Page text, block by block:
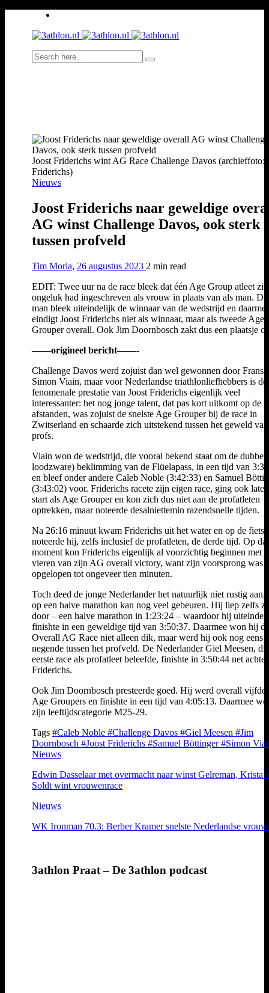
Joost Friderichs wint AG Race Challenge Davos (archieffoto:
Friderichs)
Nieuws
Joost Friderichs naar geweldige
AG winst Challenge Davos, ook sterk
tussen profveld
Tim Moria, 26 augustus 2023 2 min read
EDIT: Twee uur na de race bleek dat één Age Group atleet
ongeluk had ingeschreven als vrouw in plaats van als man.
man bleek uiteindelijk de winnaar van de wedstrijd en
eindigt Joost Friderichs niet als winnaar, maar als tweede Age
Grouper overall. Ook Jim Doornbosch zakt dus een plaatsje
——origineel bericht——-
Challenge Davos werd zojuist dan wel gewonnen door
Simon Viain, maar voor Nederlandse triathlonliefhebbers is de
fenomenale prestatie van Joost Friderichs eigenlijk veel
interessanter: het nog jonge talent, dat pas kort uitkomt op de
afstanden, was zojuist de snelste Age Grouper bij de race in
Zwitserland en schaarde zich uitstekend tussen het geweld
profs.
Viain won de wedstrijd, die vooral bekend staat om de
loodzware) beklimming van de Flüelapass, in een tijd van
en bleef onder andere Caleb Noble (3:42:33) en Samuel
(3:43:02) voor. Friderichs racete zijn eigen race, ging ook
start als Age Grouper en kon zich dus niet aan de profatleten
optrekken, maar noteerde desalniettemin razendsnelle tijden.
Na 26:16 minuut kwam Friderichs uit het water en op de fiets
noteerde hij, zelfs inclusief de profatleten, de derde tijd. Op dat
moment kon Friderichs eigenlijk al voorzichtig beginnen met
vieren van zijn AG overall victory, want zijn voorsprong was
opgelopen tot ongeveer tien minuten.
Toch deed de jonge Nederlander het natuurlijk niet rustig aan,
op een halve marathon kan nog veel gebeuren. Hij liep zelfs
door – een halve marathon in 1:23:24 – waardoor hij
finishte in een geweldige tijd van 3:50:37. Daarmee won hij de
Overall AG Race niet alleen dik, maar werd hij ook nog eens
negende tussen het profveld. De Nederlander Giel Meesen,
eerste race als profatleet beleefde, finishte in 3:50:44 net achter
Friderichs.
Ook Jim Doornbosch presteerde goed. Hij werd overall vijfde
Age Groupers en finishte in een tijd van 4:05:13. Daarmee
zijn leeftijdscategorie M25-29.
Tags #Caleb Noble #Challenge Davos #Giel Meesen #Jim
Doornbosch #Joost Friderichs #Samuel Böttinger#Simon
Nieuws
Edwin Dasselaar met overmacht naar winst Gelreman, Krista
Soldt wint vrouwenrace
Nieuws
WK Ironman 70.3: Berber Kramer snelste Nederlandse vrouw
3athlon Praat – De 3athlon podcast